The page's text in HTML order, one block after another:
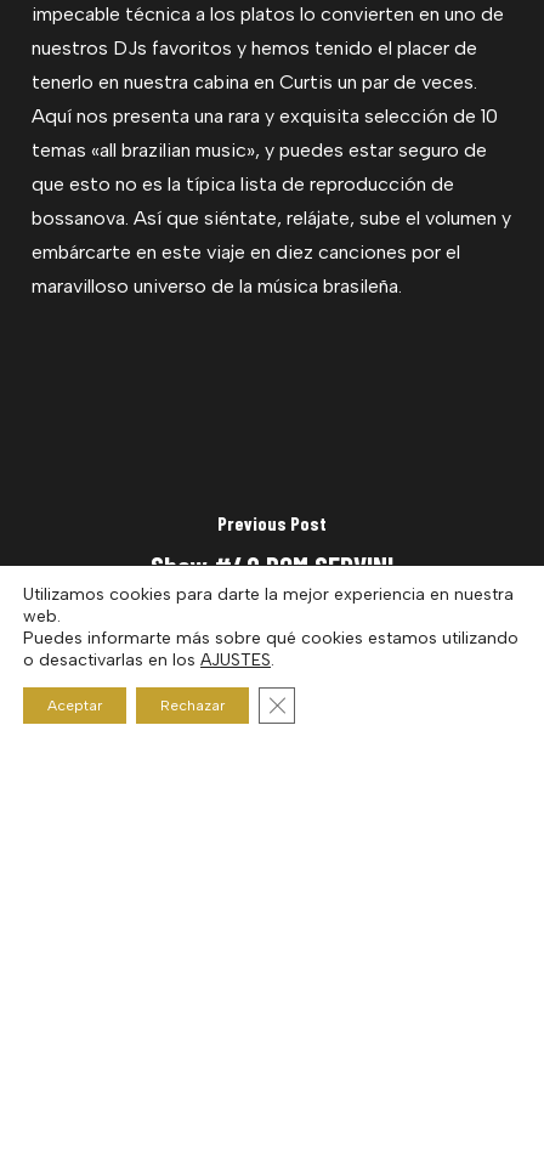
impecable técnica a los platos lo convierten en uno de
nuestros DJs favoritos y hemos tenido el placer de
tenerlo en nuestra cabina en Curtis un par de veces.
Aquí nos presenta una rara y exquisita selección de 10
temas «all brazilian music», y puedes estar seguro de
que esto no es la típica lista de reproducción de
bossanova. Así que siéntate, relájate, sube el volumen y
embárcarte en este viaje en diez canciones por el
maravilloso universo de la música brasileña.
Previous Post
Show #40 DOM SERVINI
Utilizamos cookies para darte la mejor experiencia en nuestra
web.
Puedes informarte más sobre qué cookies estamos utilizando
o desactivarlas en los AJUSTES.
Aceptar Rechazar Cerrar el banner de cookies